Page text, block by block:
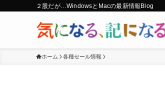
２股だが…WindowsとMacの最新情報Blog
ホーム 各種セール情報